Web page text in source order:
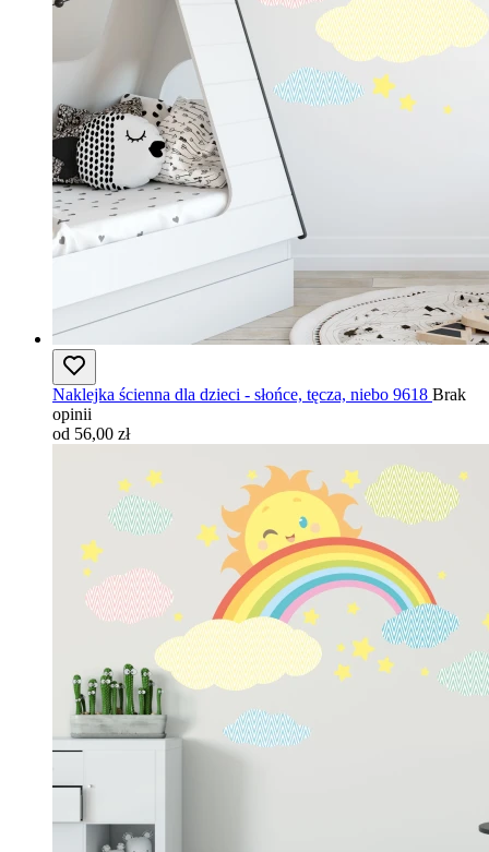
Naklejka ścienna dla dzieci - słońce, tęcza, niebo 9618 Brak
opinii
od 56,00 zł